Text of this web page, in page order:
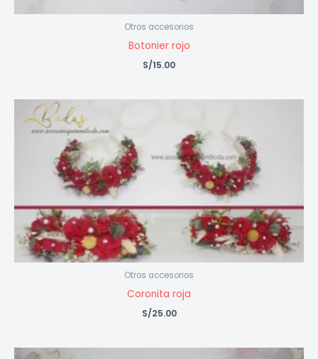
Otros accesorios
Botonier rojo
S/15.00
Otros accesorios
Coronita roja
S/25.00